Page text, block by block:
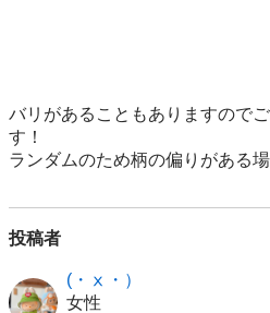
バリがあることもありますので
す！
ランダムのため柄の偏りがある
投稿者
(・ⅹ・）
女性